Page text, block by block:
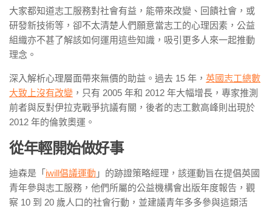
大家都知道志工服務對社會有益，能帶來改變、回饋社會，或
研發新技術等，卻不太清楚人們願意當志工的心理因素，公益
組織亦不甚了解該如何運用這些知識，吸引更多人來一起推動
理念。
深入解析心理層面帶來無價的助益。過去 15 年， 英國志工總數
大致上沒有改變 ，只有 2005 年和 2012 年大幅增長，專家推測
前者與反對伊拉克戰爭抗議有關，後者的志工數高峰則出現於
2012 年的倫敦奧運。
從年輕開始做好事
迪森是「 iwill倡議運動 」的跡證策略經理，該運動旨在提倡英國
青年參與志工服務，他們所屬的公益機構會出版年度報告，觀
察 10 到 20 歲人口的社會行動，並建議青年多多參與這類活